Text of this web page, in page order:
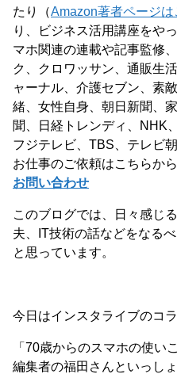
たり（Amazon著者ページは
り、ビジネス活用講座をや
マホ関連の連載や記事監修
ク、クロワッサン、通販生
ャーナル、介護セブン、素
緒、女性自身、朝日新聞、
聞、日経トレンディ、NHK
フジテレビ、TBS、テレビ
お仕事のご依頼はこちらか
お問い合わせ
このブログでは、日々感じ
夫、IT技術の話などをなる
と思っています。
今日はインスタライブのコ
「70歳からのスマホの使い
編集者の福田さんといっしょ